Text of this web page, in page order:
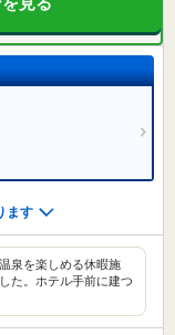
ます
泉を楽しめる休暇施
た。ホテル手前に建つ